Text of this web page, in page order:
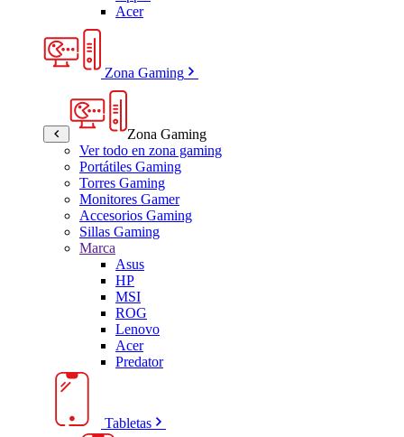
Acer
Zona Gaming
Zona Gaming
Ver todo en zona gaming
Portátiles Gaming
Torres Gaming
Monitores Gamer
Accesorios Gaming
Sillas Gaming
Marca
Asus
HP
MSI
ROG
Lenovo
Acer
Predator
Tabletas